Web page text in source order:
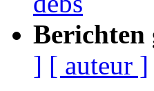
Berichten
] [ auteur ]